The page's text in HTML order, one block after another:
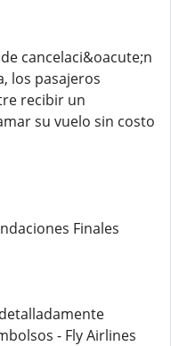
cancelaci&oacute;n
los pasajeros
recibir un
su vuelo sin costo
Finales
- Fly Airlines